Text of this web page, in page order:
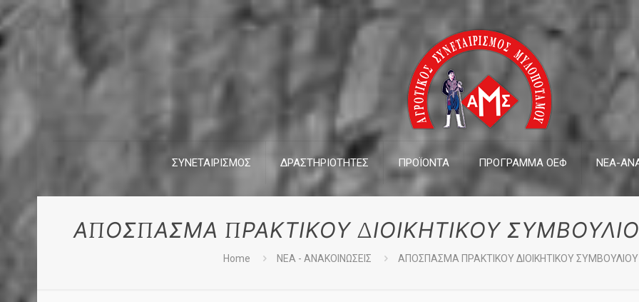
ΣΥΝΕΤΑΙΡΙΣΜΟΣ ΔΡΑΣΤΗΡΙΟΤΗΤΕΣ ΠΡΟΪΟΝΤΑ ΠΡΟΓΡΑΜΜΑ ΟΕΦ ΝΕΑ-
ΑΠΟΣΠΑΣΜΑ ΠΡΑΚΤΙΚΟΥ ΔΙΟΙΚΗΤΙΚΟΥ
Home ΝΕΑ - ΑΝΑΚΟΙΝΩΣΕΙΣ ΑΠΟΣΠΑΣΜΑ ΠΡΑΚΤΙΚΟΥ ΔΙΟΙΚΗΤΙΚΟΥ